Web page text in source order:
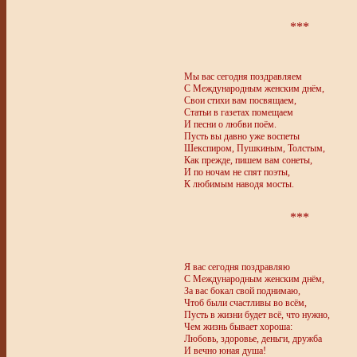
***
Мы вас сегодня поздравляем
С Международным женским днём,
Свои стихи вам посвящаем,
Статьи в газетах помещаем
И песни о любви поём.
Пусть вы давно уже воспеты
Шекспиром, Пушкиным, Толстым,
Как прежде, пишем вам сонеты,
И по ночам не спят поэты,
К любимым наводя мосты.
***
Я вас сегодня поздравляю
С Международным женским днём,
За вас бокал свой поднимаю,
Чтоб были счастливы во всём,
Пусть в жизни будет всё, что нужно,
Чем жизнь бывает хороша:
Любовь, здоровье, деньги, дружба
И вечно юная душа!